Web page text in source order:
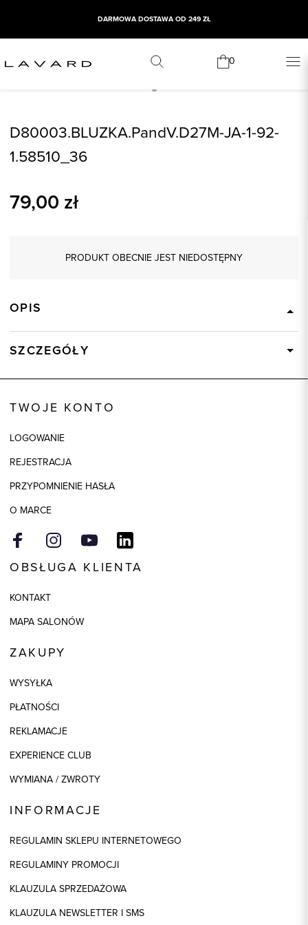
DARMOWA DOSTAWA OD 249 ZŁ
0
D80003.BLUZKA.PandV.D27M-JA-1-92-
1.58510_36
79,00 zł
PRODUKT OBECNIE JEST NIEDOSTĘPNY
OPIS
SZCZEGÓŁY
Skład tkaniny
Model
TWOJE KONTO
LOGOWANIE
REJESTRACJA
PRZYPOMNIENIE HASŁA
O MARCE
OBSŁUGA KLIENTA
KONTAKT
MAPA SALONÓW
ZAKUPY
WYSYŁKA
PŁATNOŚCI
REKLAMACJE
EXPERIENCE CLUB
WYMIANA / ZWROTY
INFORMACJE
REGULAMIN SKLEPU INTERNETOWEGO
REGULAMINY PROMOCJI
KLAUZULA SPRZEDAŻOWA
KLAUZULA NEWSLETTER I SMS